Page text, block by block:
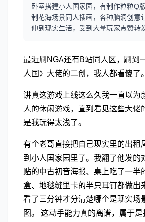
卧室搭建小人国家园，有制作粒粒Q
制花海场景同人插画，各种脑洞创意
伸到现实生活，受到大量玩家点赞转发
最近刷NGA还有B站同人区，刷到
人国》大佬的二创，我人都看傻了。
讲真这游戏上线这么久我一直以为
人的休闲游戏，直到看见这些大佬
是我玩得太浅了。
有个老哥直接把自己现实里的出租
到小人国家园里了。我翻了他发的
贴的中古初音海报、桌上吃了一半
盒、地毯缝里卡的半只耳钉都做出
看了三分钟才分清楚哪个是现实场
图。 这动手能力真的离谱，属于